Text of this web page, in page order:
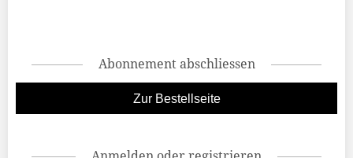
Abonnement abschliessen
Zur Bestellseite